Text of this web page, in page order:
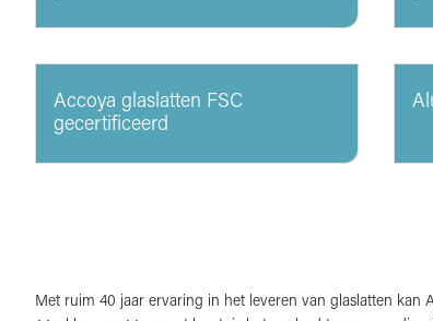
Accoya glaslatten FSC
gecertificeerd
Met ruim 40 jaar ervaring in het leveren van glaslatten kan